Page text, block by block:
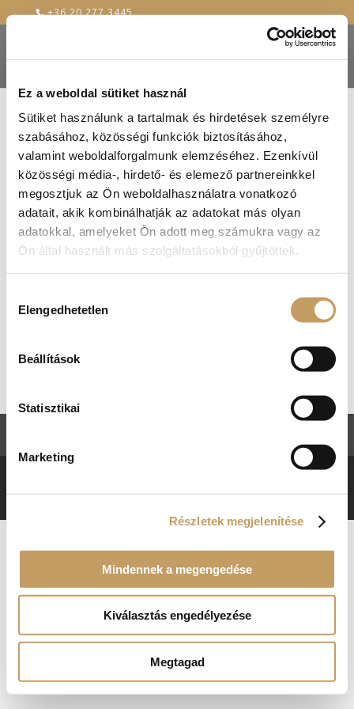
Ez a weboldal sütiket használ
Sütiket használunk a tartalmak és hirdetések személyre
szabásához, közösségi funkciók biztosításához,
valamint weboldalforgalmunk elemzéséhez. Ezenkívül
közösségi média-, hirdető- és elemező partnereinkkel
megosztjuk az Ön weboldalhasználatra vonatkozó
adatait, akik kombinálhatják az adatokat más olyan
adatokkal, amelyeket Ön adott meg számukra vagy az
Ön által használt más szolgáltatásokból gyűjtöttek.
kiválasztása
Elengedhetetlen
Beállítások
Statisztikai
Marketing
Részletek megjelenítése
Mindennek a megengedése
Kiválasztás engedélyezése
Megtagad
+36 20 277 3445
corvin_janos_eledele
2018-febr-9
Nincsenek termékek a kosárban.
FENNTARTVA.